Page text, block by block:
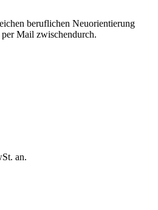
beruflichen Neuorientierung
Mail zwischendurch.
an.